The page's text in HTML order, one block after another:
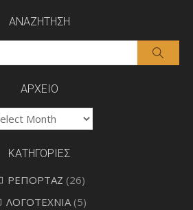
ΑΝΑΖΗΤΗΣΗ
for:
ΑΡΧΕΙΟ
ΚΑΤΗΓΟΡΙΕΣ
ΡΕΠΟΡΤΑΖ (26)
ΛΟΓΟΤΕΧΝΙΑ (5)